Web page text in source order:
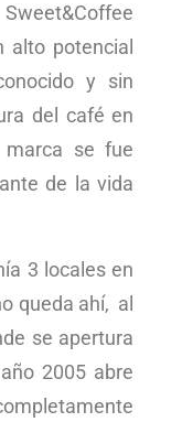
potencial
y sin
del café en
se fue
de la vida
3 locales en
queda ahí, al
se apertura
2005 abre